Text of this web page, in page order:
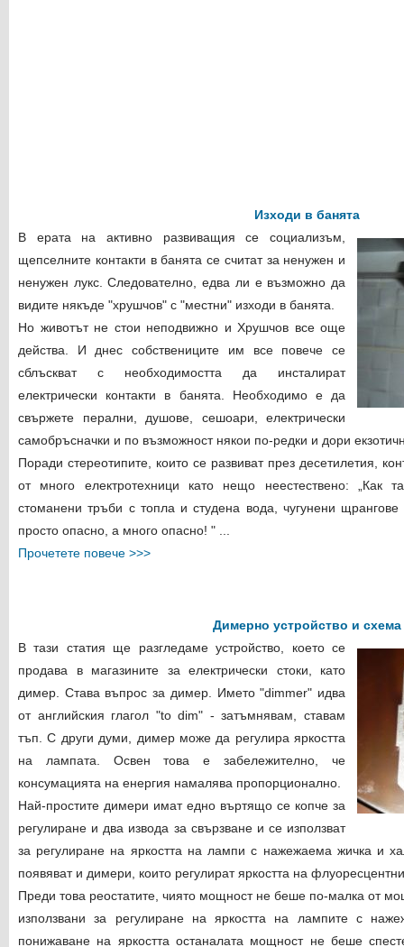
Изходи в банята
В ерата на активно развиващия се социализъм,
щепселните контакти в банята се считат за ненужен и
ненужен лукс. Следователно, едва ли е възможно да
видите някъде "хрушчов" с "местни" изходи в банята.
Но животът не стои неподвижно и Хрушчов все още
действа. И днес собствениците им все повече се
сблъскват с необходимостта да инсталират
електрически контакти в банята. Необходимо е да
свържете перални, душове, сешоари, електрически
самобръсначки и по възможност някои по-редки и дори
Поради стереотипите, които се развиват през десетилетия,
от много електротехници като нещо неестествено: „Как
стоманени тръби с топла и студена вода, чугунени
просто опасно, а много опасно! " ...
Прочетете повече >>>
Димерно устройство и схема
В тази статия ще разгледаме устройство, което се
продава в магазините за електрически стоки, като
димер. Става въпрос за димер. Името "dimmer" идва
от английския глагол "to dim" - затъмнявам, ставам
тъп. С други думи, димер може да регулира яркостта
на лампата. Освен това е забележително, че
консумацията на енергия намалява пропорционално.
Най-простите димери имат едно въртящо се копче за
регулиране и два извода за свързване и се използват
за регулиране на яркостта на лампи с нажежаема жичка и
появяват и димери, които регулират яркостта на
Преди това реостатите, чиято мощност не беше по-малка от
използвани за регулиране на яркостта на лампите с
понижаване на яркостта останалата мощност не беше